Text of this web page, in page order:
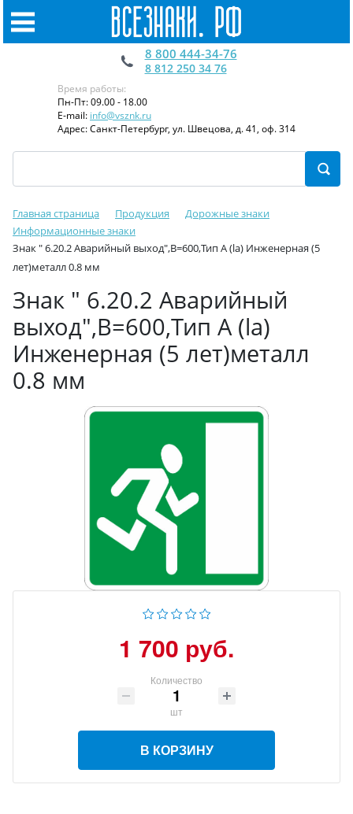
8 800 444-34-76
8 812 250 34 76
Время работы:
Пн-Пт: 09.00 - 18.00
E-mail: info@vsznk.ru
Адрес: Санкт-Петербург, ул. Швецова, д. 41, оф. 314
Главная страница Продукция
Дорожные знаки
Информационные знаки
Знак " 6.20.2 Аварийный выход",B=600,Тип А (la) Инженерная (5
лет)металл 0.8 мм
Знак " 6.20.2 Аварийный
выход",B=600,Тип А (la)
Инженерная (5 лет)металл
0.8 мм
1 700 руб.
Количество
шт
В КОРЗИНУ